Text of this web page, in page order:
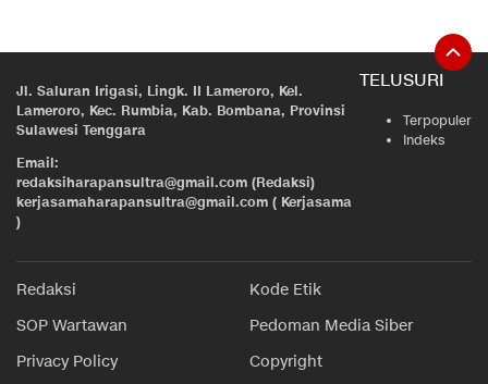
Jl. Saluran Irigasi, Lingk. II Lameroro, Kel.
Lameroro, Kec. Rumbia, Kab. Bombana, Provinsi
Sulawesi Tenggara
Email:
redaksiharapansultra@gmail.com (Redaksi)
kerjasamaharapansultra@gmail.com ( Kerjasama
)
TELUSURI
Terpopuler
Indeks
Redaksi
Kode Etik
SOP Wartawan
Pedoman Media Siber
Privacy Policy
Copyright